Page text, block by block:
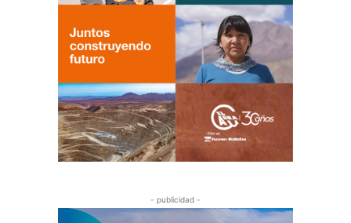
- publicidad -